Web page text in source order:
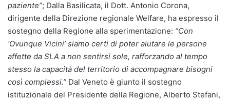
paziente”; Dalla Basilicata, il Dott. Antonio Corona,
dirigente della Direzione regionale Welfare, ha espresso il
sostegno della Regione alla sperimentazione: “Con
‘Ovunque Vicini’ siamo certi di poter aiutare le persone
affette da SLA a non sentirsi sole, rafforzando al tempo
stesso la capacità del territorio di accompagnare bisogni
così complessi.” Dal Veneto è giunto il sostegno
istituzionale del Presidente della Regione, Alberto Stefani,